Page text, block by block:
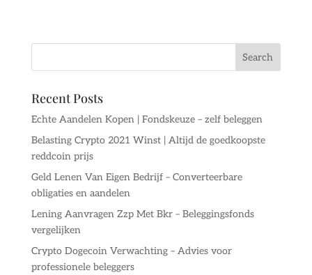
Recent Posts
Echte Aandelen Kopen | Fondskeuze – zelf beleggen
Belasting Crypto 2021 Winst | Altijd de goedkoopste
reddcoin prijs
Geld Lenen Van Eigen Bedrijf – Converteerbare
obligaties en aandelen
Lening Aanvragen Zzp Met Bkr – Beleggingsfonds
vergelijken
Crypto Dogecoin Verwachting – Advies voor
professionele beleggers